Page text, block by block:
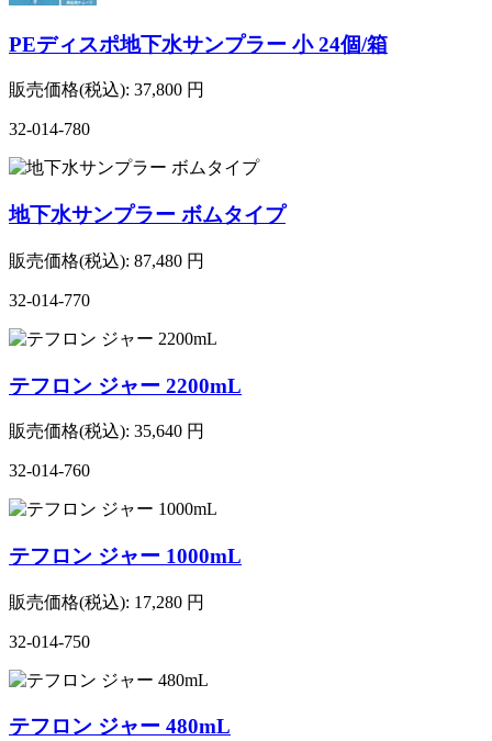
PEディスポ地下水サンプラー 小 24個/箱
販売価格(税込): 37,800 円
32-014-780
地下水サンプラー ボムタイプ
販売価格(税込): 87,480 円
32-014-770
テフロン ジャー 2200mL
販売価格(税込): 35,640 円
32-014-760
テフロン ジャー 1000mL
販売価格(税込): 17,280 円
32-014-750
テフロン ジャー 480mL